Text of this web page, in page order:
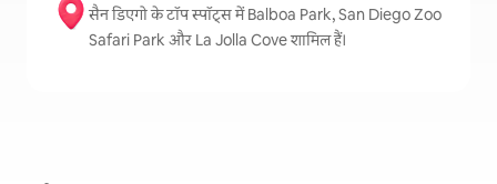
सैन डिएगो के टॉप स्पॉट्स में Balboa Park, San Diego Zoo
Safari Park और La Jolla Cove शामिल हैं।